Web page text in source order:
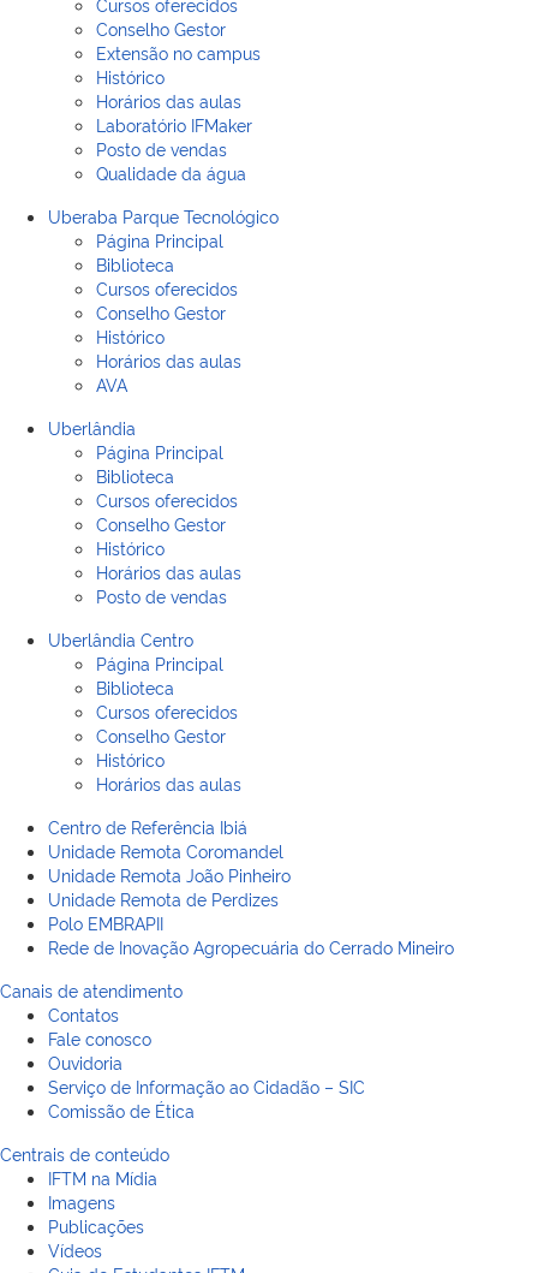
Conselho Gestor
Extensão no campus
Histórico
Horários das aulas
Laboratório IFMaker
Posto de vendas
Qualidade da água
Uberaba Parque Tecnológico
Página Principal
Biblioteca
Cursos oferecidos
Conselho Gestor
Histórico
Horários das aulas
AVA
Uberlândia
Página Principal
Biblioteca
Cursos oferecidos
Conselho Gestor
Histórico
Horários das aulas
Posto de vendas
Uberlândia Centro
Página Principal
Biblioteca
Cursos oferecidos
Conselho Gestor
Histórico
Horários das aulas
Centro de Referência Ibiá
Unidade Remota Coromandel
Unidade Remota João Pinheiro
Unidade Remota de Perdizes
Polo EMBRAPII
Rede de Inovação Agropecuária do Cerrado Mineiro
Canais de atendimento
Contatos
Fale conosco
Ouvidoria
Serviço de Informação ao Cidadão – SIC
Comissão de Ética
Centrais de conteúdo
IFTM na Mídia
Imagens
Publicações
Vídeos